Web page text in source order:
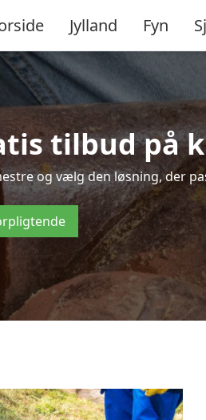
Jylland Fyn
tilbud på
og vælg den løsning, der